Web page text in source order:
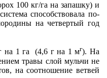
100 кг/га на запашку) и
способствовала по­
на четвертый год
на 1 га (4,6 г на 1 мг). На
тра­вы слой мульчи не
на соотношение ветвей